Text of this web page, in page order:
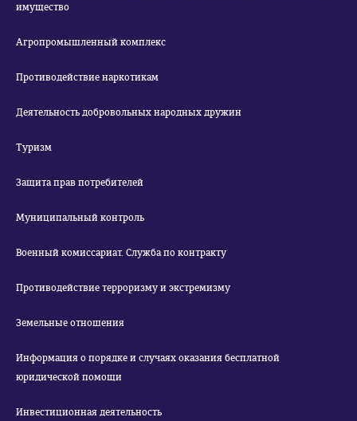
имущество
Агропромышленный комплекс
Противодействие наркотикам
Деятельность добровольных народных дружин
Туризм
Защита прав потребителей
Муниципальный контроль
Военный комиссариат. Служба по контракту
Противодействие терроризму и экстремизму
Земельные отношения
Информация о порядке и случаях оказания бесплатной
юридической помощи
Инвестиционная деятельность